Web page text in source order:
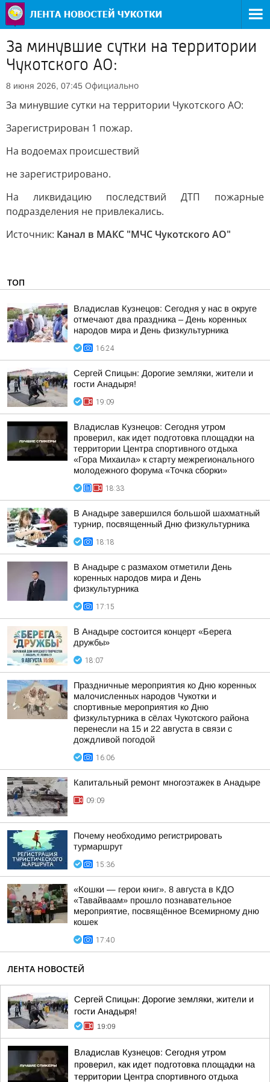
За минувшие сутки на территории
Чукотского АО:
8 июня 2026, 07:45 Официально
За минувшие сутки на территории Чукотского АО:
Зарегистрирован 1 пожар.
На водоемах происшествий
не зарегистрировано.
На ликвидацию последствий ДТП пожарные
подразделения не привлекались.
Источник: Канал в МАКС "МЧС Чукотского АО"
ТОП
Владислав Кузнецов: Сегодня у нас в округе
отмечают два праздника – День коренных
народов мира и День физкультурника
16:24
Сергей Спицын: Дорогие земляки, жители и
гости Анадыря!
19:09
Владислав Кузнецов: Сегодня утром
проверил, как идет подготовка площадки на
территории Центра спортивного отдыха
«Гора Михаила» к старту межрегионального
молодежного форума «Точка сборки»
18:33
В Анадыре завершился большой шахматный
турнир, посвященный Дню физкультурника
18:18
В Анадыре с размахом отметили День
коренных народов мира и День
физкультурника
17:15
В Анадыре состоится концерт «Берега
дружбы»
18:07
Праздничные мероприятия ко Дню коренных
малочисленных народов Чукотки и
спортивные мероприятия ко Дню
физкультурника в сёлах Чукотского района
перенесли на 15 и 22 августа в связи с
дождливой погодой
16:06
Капитальный ремонт многоэтажек в Анадыре
09:09
Почему необходимо регистрировать
турмаршрут
15:36
«Кошки — герои книг». 8 августа в КДО
«Тавайваам» прошло познавательное
мероприятие, посвящённое Всемирному дню
кошек
17:40
ЛЕНТА НОВОСТЕЙ
Сергей Спицын: Дорогие земляки, жители и
гости Анадыря!
19:09
Владислав Кузнецов: Сегодня утром
проверил, как идет подготовка площадки на
территории Центра спортивного отдыха